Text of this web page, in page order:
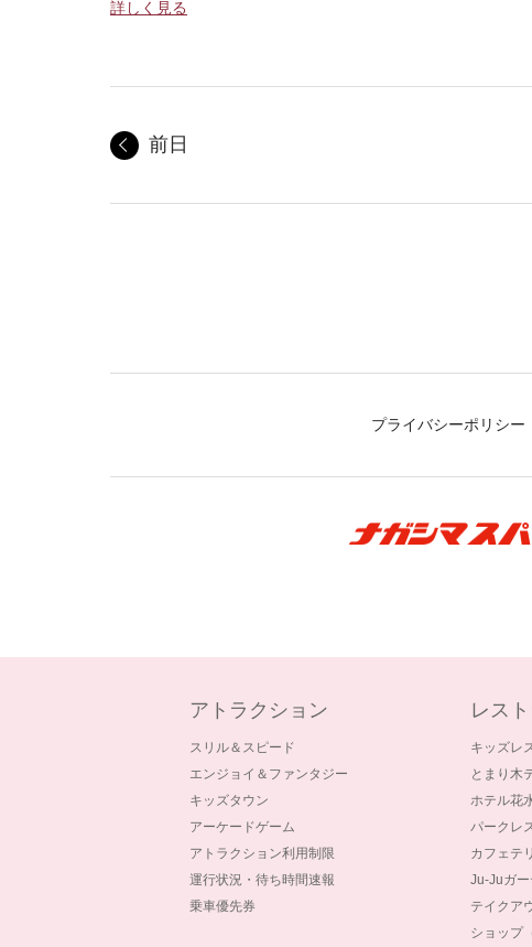
詳しく見る
前日
プライバシーポリシー
アトラクション
スリル＆スピード
エンジョイ＆ファンタジー
キッズタウン
アーケードゲーム
アトラクション利用制限
運行状況・待ち時間速報
乗車優先券
レス
キッズレ
とまり木
ホテル花
パークレ
カフェテ
Ju-Juガー
テイクア
ショップ